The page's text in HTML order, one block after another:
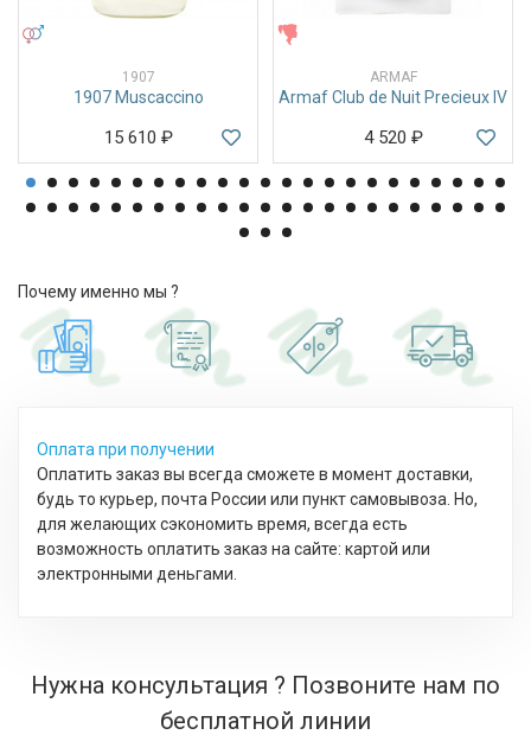
1907
1907 Muscaccino
15 610 ₽
ARMAF
Armaf Club de Nuit Precieux IV
4 520 ₽
Почему именно мы ?
Оплата при получении
Оплатить заказ вы всегда сможете в момент доставки,
будь то курьер, почта России или пункт самовывоза. Но,
для желающих сэкономить время, всегда есть
возможность оплатить заказ на сайте: картой или
электронными деньгами.
Нужна консультация ? Позвоните нам по
бесплатной линии